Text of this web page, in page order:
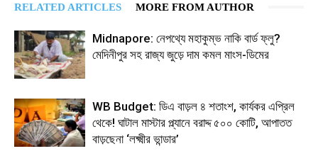
RELATED ARTICLES MORE FROM AUTHOR
Midnapore: নেপথ্যে মহাকুম্ভ নাকি বার্ড ফ্লু?
মেদিনীপুর সহ রাজ্য জুড়ে দাম কমল মাংস-ডিমের
WB Budget: ডিএ বাড়ল ৪ শতাংশ, কার্যকর এপ্রিল
থেকে! ঘাটাল মাস্টার প্ল্যানে বরাদ্দ ৫০০ কোটি, আপাতত
বাড়ছেনা ‘লক্ষ্মীর ভান্ডার’